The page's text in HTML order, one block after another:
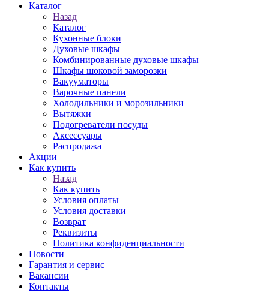
Каталог
Назад
Каталог
Кухонные блоки
Духовые шкафы
Комбинированные духовые шкафы
Шкафы шоковой заморозки
Вакууматоры
Варочные панели
Холодильники и морозильники
Вытяжки
Подогреватели посуды
Аксессуары
Распродажа
Акции
Как купить
Назад
Как купить
Условия оплаты
Условия доставки
Возврат
Реквизиты
Политика конфиденциальности
Новости
Гарантия и сервис
Вакансии
Контакты